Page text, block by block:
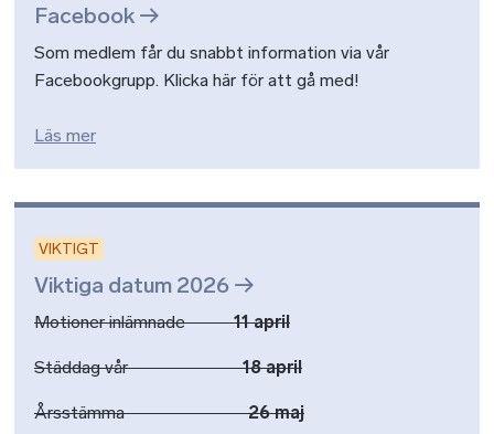
Facebook
Som medlem får du snabbt information via vår
Facebookgrupp. Klicka här för att gå med!
Läs mer
VIKTIGT
Viktiga datum 2026
Motioner inlämnade 11 april
Städdag vår 18 april
Årsstämma 26 maj